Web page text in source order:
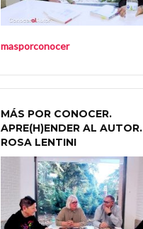
masporconocer
MÁS POR CONOCER.
APRE(H)ENDER AL AUTOR.
ROSA LENTINI